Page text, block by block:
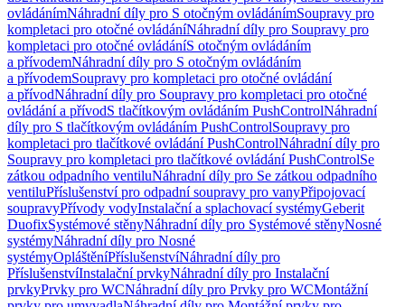
ovládánímNáhradní díly pro S otočným ovládánímSoupravy pro
kompletaci pro otočné ovládáníNáhradní díly pro Soupravy pro
kompletaci pro otočné ovládáníS otočným ovládáním
a přívodemNáhradní díly pro S otočným ovládáním
a přívodemSoupravy pro kompletaci pro otočné ovládání
a přívodNáhradní díly pro Soupravy pro kompletaci pro otočné
ovládání a přívodS tlačítkovým ovládáním PushControlNáhradní
díly pro S tlačítkovým ovládáním PushControlSoupravy pro
kompletaci pro tlačítkové ovládání PushControlNáhradní díly pro
Soupravy pro kompletaci pro tlačítkové ovládání PushControlSe
zátkou odpadního ventiluNáhradní díly pro Se zátkou odpadního
ventiluPříslušenství pro odpadní soupravy pro vanyPřipojovací
soupravyPřívody vodyInstalační a splachovací systémyGeberit
DuofixSystémové stěnyNáhradní díly pro Systémové stěnyNosné
systémyNáhradní díly pro Nosné
systémyOpláštěníPříslušenstvíNáhradní díly pro
PříslušenstvíInstalační prvkyNáhradní díly pro Instalační
prvkyPrvky pro WCNáhradní díly pro Prvky pro WCMontážní